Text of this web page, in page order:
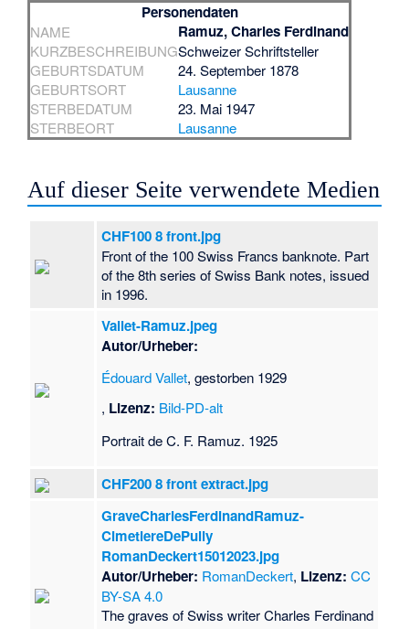
Personendaten
NAME Ramuz, Charles Ferdinand
KURZBESCHREIBUNGSchweizer Schriftsteller
GEBURTSDATUM
24. September 1878
GEBURTSORT
Lausanne
STERBEDATUM
23. Mai 1947
STERBEORT
Lausanne
Auf dieser Seite verwendete Medien
CHF100 8 front.jpg
Front of the 100 Swiss Francs banknote. Part
of the 8th series of Swiss Bank notes, issued
in 1996.
Vallet-Ramuz.jpeg
Autor/Urheber:
Édouard Vallet, gestorben 1929
, Lizenz: Bild-PD-alt
Portrait de C. F. Ramuz. 1925
CHF200 8 front extract.jpg
GraveCharlesFerdinandRamuz-
CimetiereDePully
RomanDeckert15012023.jpg
Autor/Urheber: RomanDeckert, Lizenz: CC
BY-SA 4.0
The graves of Swiss writer Charles Ferdinand